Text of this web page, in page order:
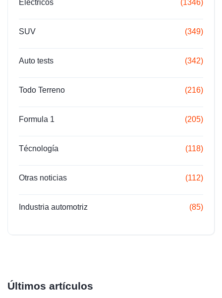
Eléctricos (1346)
SUV (349)
Auto tests (342)
Todo Terreno (216)
Formula 1 (205)
Técnología (118)
Otras noticias (112)
Industria automotriz (85)
Últimos artículos